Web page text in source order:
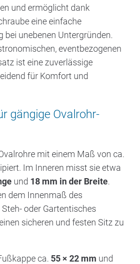
und ermöglicht dank
eine einfache
bei unebenen Untergründen.
eventbezogenen
ist eine zuverlässige
für Komfort und
gängige Ovalrohr-
mit einem Maß von ca.
Im Inneren misst sie etwa
und 18 mm in der Breite.
dem Innenmaß des
oder Gartentisches
sicheren und festen Sitz zu
ca. 55 × 22 mm und